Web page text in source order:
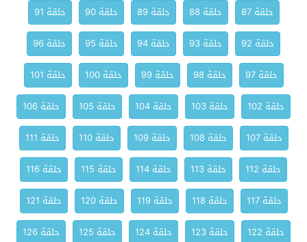
حلقة 87 حلقة 88 حلقة 89 حلقة 90
حلقة 91
حلقة 92
حلقة 93 حلقة 94 حلقة 95
حلقة 96
حلقة 97
حلقة 98 حلقة 99 حلقة 100
حلقة 101
حلقة 102
حلقة 103 حلقة 104 حلقة 105
حلقة 106
حلقة 107
حلقة 108 حلقة 109 حلقة 110
حلقة 111
حلقة 112
حلقة 113 حلقة 114 حلقة 115
حلقة 116
حلقة 117
حلقة 118 حلقة 119 حلقة 120
حلقة 121
حلقة 122
حلقة 123 حلقة 124 حلقة 125
حلقة 126